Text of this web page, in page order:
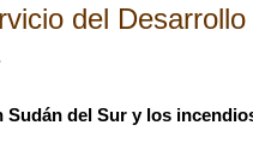
del
del Sur y los